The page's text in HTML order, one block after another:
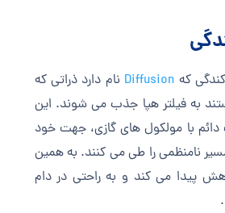
که Diffusion نام دارد ذراتی که
هستند به فیلتر هپا جذب می شوند. این
دائم با مولکول های گازی، جهت خود
نامنظمی را طی می کنند. به همین
پیدا می کند و به راحتی در دام